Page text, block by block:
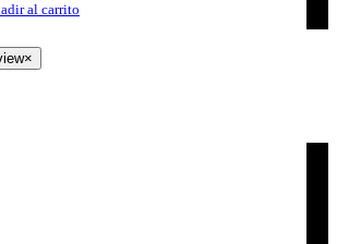
al carrito
×